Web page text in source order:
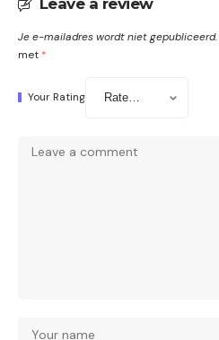
Je e-mailadres wordt niet gepubliceerd.
met *
Your Rating